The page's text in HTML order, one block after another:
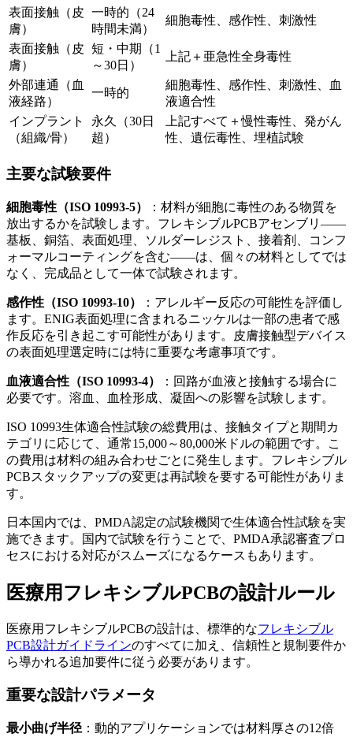
表面接触（皮
膚）
一時的（24
時間未満）
細胞毒性、感作性、刺激性
表面接触（皮
膚）
短・中期（1
～30日）
上記＋亜急性全身毒性
外部連通（血
液経路）
一時的
細胞毒性、感作性、刺激性、血
液適合性
インプラント
（組織/骨）
永久（30日
超）
上記すべて＋慢性毒性、発がん
性、遺伝毒性、埋植試験
主要な試験要件
細胞毒性（ISO 10993-5）
：材料が細胞に毒性のある物質を
放出するかを試験します。フレキシブルPCBアセンブリ——
基板、銅箔、表面処理、ソルダーレジスト、接着剤、コンフ
ォーマルコーティングを含む——は、個々の材料としてでは
なく、完成品として一体で試験されます。
感作性（ISO 10993-10）
：アレルギー反応の可能性を評価し
ます。ENIG表面処理に含まれるニッケルは一部の患者で感
作反応を引き起こす可能性があります。皮膚接触型デバイス
の表面処理選定時には特に重要な考慮事項です。
血液適合性（ISO 10993-4）
：回路が血液と接触する場合に
必要です。溶血、血栓形成、凝固への影響を試験します。
ISO 10993生体適合性試験の総費用は、接触タイプと期間カ
テゴリに応じて、通常15,000～80,000米ドルの範囲です。こ
の費用は材料の組み合わせごとに発生します。フレキシブル
PCBスタックアップの変更は再試験を要する可能性がありま
す。
日本国内では、PMDA認定の試験機関で生体適合性試験を実
施できます。国内で試験を行うことで、PMDA承認審査プロ
セスにおける対応がスムーズになるケースもあります。
医療用フレキシブルPCBの設計ルール
医療用フレキシブルPCBの設計は、標準的なフレキシブル
PCB設計ガイドラインのすべてに加え、信頼性と規制要件か
ら導かれる追加要件に従う必要があります。
重要な設計パラメータ
最小曲げ半径 ：動的アプリケーションでは材料厚さの12倍